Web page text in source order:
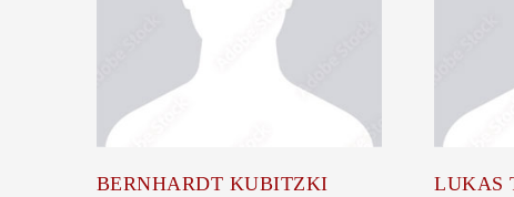
BERNHARDT KUBITZKI LUKAS